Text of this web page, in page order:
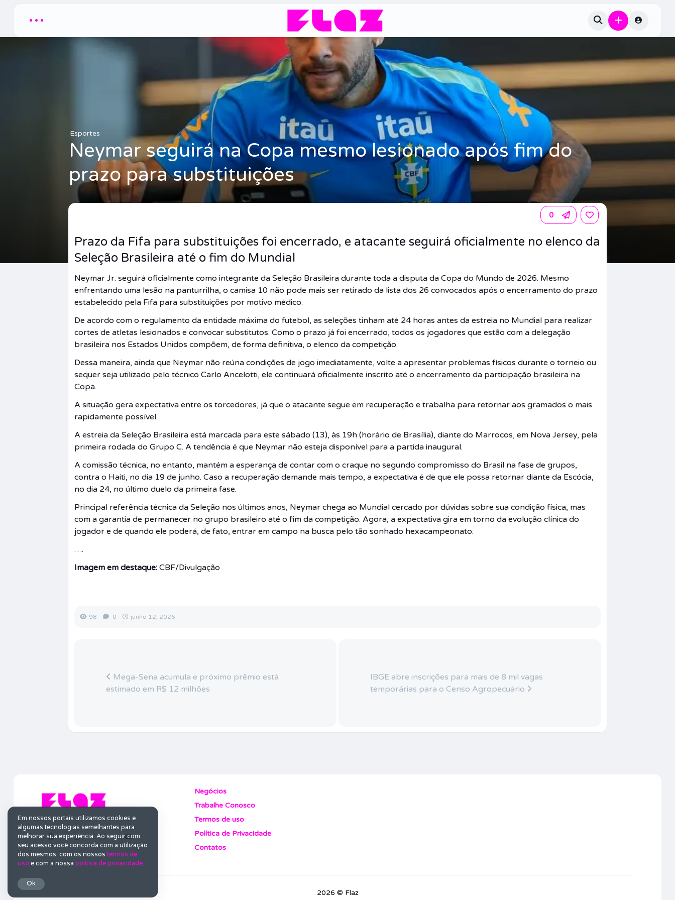
...
Esportes
Neymar seguirá na Copa mesmo lesionado após fim do
prazo para substituições
0
Prazo da Fifa para substituições foi encerrado, e atacante seguirá oficialmente no elenco da
Seleção Brasileira até o fim do Mundial
Neymar Jr. seguirá oficialmente como integrante da Seleção Brasileira durante toda a disputa da Copa do Mundo de 2026. Mesmo
enfrentando uma lesão na panturrilha, o camisa 10 não pode mais ser retirado da lista dos 26 convocados após o encerramento do prazo
estabelecido pela Fifa para substituições por motivo médico.
De acordo com o regulamento da entidade máxima do futebol, as seleções tinham até 24 horas antes da estreia no Mundial para realizar
cortes de atletas lesionados e convocar substitutos. Como o prazo já foi encerrado, todos os jogadores que estão com a delegação
brasileira nos Estados Unidos compõem, de forma definitiva, o elenco da competição.
Dessa maneira, ainda que Neymar não reúna condições de jogo imediatamente, volte a apresentar problemas físicos durante o torneio ou
sequer seja utilizado pelo técnico Carlo Ancelotti, ele continuará oficialmente inscrito até o encerramento da participação brasileira na
Copa.
A situação gera expectativa entre os torcedores, já que o atacante segue em recuperação e trabalha para retornar aos gramados o mais
rapidamente possível.
A estreia da Seleção Brasileira está marcada para este sábado (13), às 19h (horário de Brasília), diante do Marrocos, em Nova Jersey, pela
primeira rodada do Grupo C. A tendência é que Neymar não esteja disponível para a partida inaugural.
A comissão técnica, no entanto, mantém a esperança de contar com o craque no segundo compromisso do Brasil na fase de grupos,
contra o Haiti, no dia 19 de junho. Caso a recuperação demande mais tempo, a expectativa é de que ele possa retornar diante da Escócia,
no dia 24, no último duelo da primeira fase.
Principal referência técnica da Seleção nos últimos anos, Neymar chega ao Mundial cercado por dúvidas sobre sua condição física, mas
com a garantia de permanecer no grupo brasileiro até o fim da competição. Agora, a expectativa gira em torno da evolução clínica do
jogador e de quando ele poderá, de fato, entrar em campo na busca pelo tão sonhado hexacampeonato.
….
Imagem em destaque: CBF/Divulgação
98 0 junho 12, 2026
Mega-Sena acumula e próximo prêmio está
estimado em R$ 12 milhões
IBGE abre inscrições para mais de 8 mil vagas
temporárias para o Censo Agropecuário
Negócios
Trabalhe Conosco
Termos de uso
Política de Privacidade
Contatos
2026 © Flaz
Em nossos portais utilizamos cookies e
algumas tecnologias semelhantes para
melhorar sua experiência. Ao seguir com
seu acesso você concorda com a utilização
dos mesmos, com os nossos termos de
uso e com a nossa política de privacidade.
Ok